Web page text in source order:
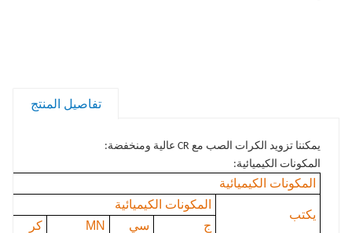
بإعداد العملية وفقًا للمعلمات والمؤشرات المطلوبة بموجب
العقد والإشراف على تنفيذ العملية. يجب على مفتش الجودة
تتبع وتسجيل كل معلمة في العملية بأكملها.
تفاصيل المنتج
يمكننا تزويد الكرات الصب مع CR عالية ومنخفضة:
المكونات الكيميائية:
المكونات الكيميائية
يكتب
المكونات الكيميائية
ج
سي MN
كر